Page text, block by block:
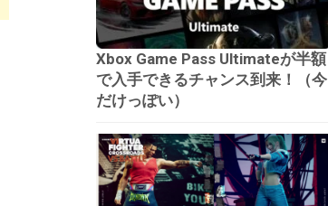
Xbox Game Pass Ultimateが半額
で入手できるチャンス到来！（今
だけっぽい）